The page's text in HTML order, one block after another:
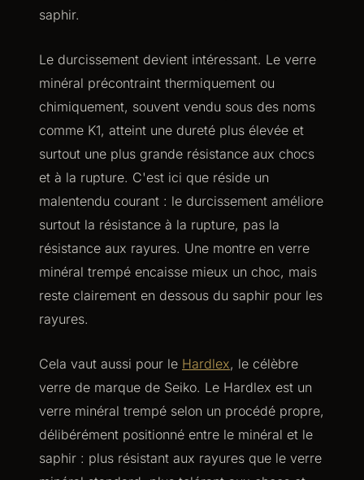
saphir.
Le durcissement devient intéressant. Le verre
minéral précontraint thermiquement ou
chimiquement, souvent vendu sous des noms
comme K1, atteint une dureté plus élevée et
surtout une plus grande résistance aux chocs
et à la rupture. C'est ici que réside un
malentendu courant : le durcissement améliore
surtout la résistance à la rupture, pas la
résistance aux rayures. Une montre en verre
minéral trempé encaisse mieux un choc, mais
reste clairement en dessous du saphir pour les
rayures.
Cela vaut aussi pour le Hardlex, le célèbre
verre de marque de Seiko. Le Hardlex est un
verre minéral trempé selon un procédé propre,
délibérément positionné entre le minéral et le
saphir : plus résistant aux rayures que le verre